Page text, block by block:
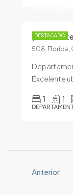
DESTACADO
Excelente
1 1
Anterior